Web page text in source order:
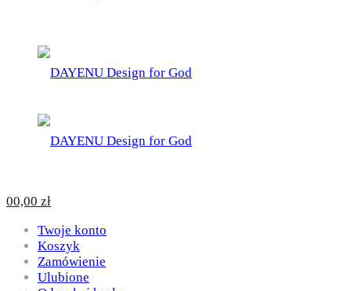
00,00 zł
Twoje konto
Koszyk
Zamówienie
Ulubione